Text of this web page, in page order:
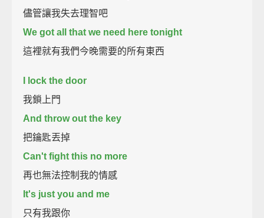
儘管讓我失去理智吧
We got all that we need here tonight
這裡就有我們今晚需要的所有東西
I lock the door
我鎖上門
And throw out the key
把鑰匙丟掉
Can't fight this no more
再也無法控制我的情感
It's just you and me
只有我跟你